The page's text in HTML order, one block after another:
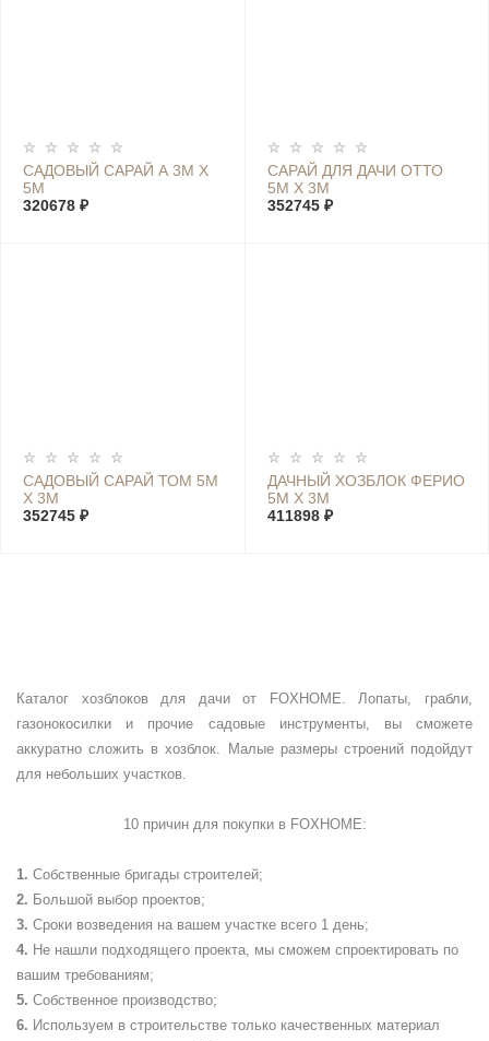
САДОВЫЙ САРАЙ А 3М Х
5М
320678 ₽
САРАЙ ДЛЯ ДАЧИ ОТТО
5М Х 3М
352745 ₽
САДОВЫЙ САРАЙ ТОМ 5М
Х 3М
352745 ₽
ДАЧНЫЙ ХОЗБЛОК ФЕРИО
5М Х 3М
411898 ₽
Каталог хозблоков для дачи от FOXHOME. Лопаты, грабли,
газонокосилки и прочие садовые инструменты, вы сможете
аккуратно сложить в хозблок. Малые размеры строений подойдут
для небольших участков.
10 причин для покупки в FOXHOME:
Собственные бригады строителей;
Большой выбор проектов;
Сроки возведения на вашем участке всего 1 день;
Не нашли подходящего проекта, мы сможем спроектировать по
вашим требованиям;
Собственное производство;
Используем в строительстве только качественных материал